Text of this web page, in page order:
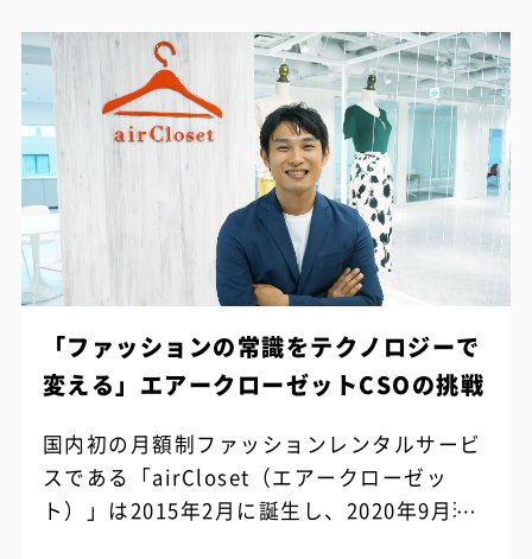
「ファッションの常識をテクノロジーで
変える」エアークローゼットCSOの挑戦
国内初の月額制ファッションレンタルサービ
スである「airCloset（エアークローゼッ
ト）」は2015年2月に誕生し、2020年9月現